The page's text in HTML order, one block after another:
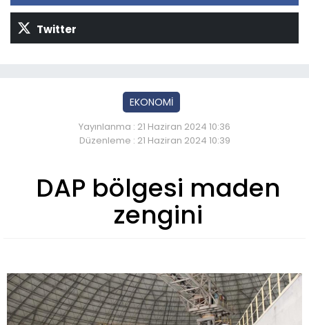
Twitter
EKONOMİ
Yayınlanma : 21 Haziran 2024 10:36
Düzenleme : 21 Haziran 2024 10:39
DAP bölgesi maden
zengini